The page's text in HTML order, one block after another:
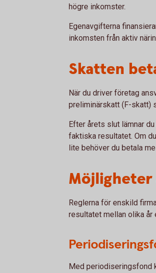
högre inkomster.
Egenavgifterna
inkomsten från aktiv
Skatten
När du driver företag
preliminärskatt (F-skatt)
Efter årets slut lämnar
faktiska resultatet. Om
lite behöver du betala
Reglerna för enskild
resultatet mellan olika år
Med periodiseringsfond